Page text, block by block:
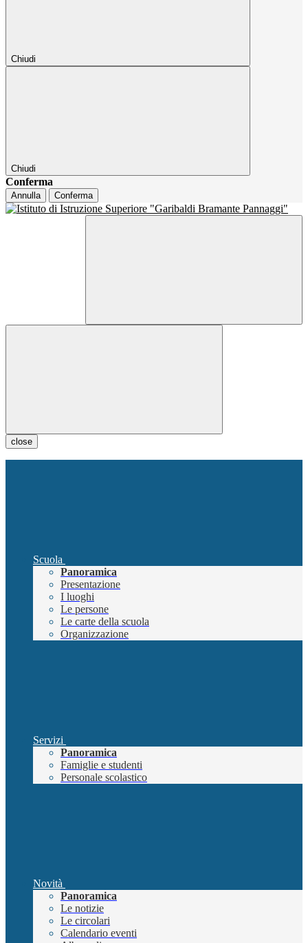
Chiudi
Chiudi
Conferma
Annulla Conferma
close
Scuola
Panoramica
Presentazione
I luoghi
Le persone
Le carte della scuola
Organizzazione
Servizi
Panoramica
Famiglie e studenti
Personale scolastico
Novità
Panoramica
Le notizie
Le circolari
Calendario eventi